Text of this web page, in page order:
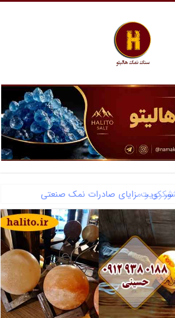
شکری و مزایای صادرات نمک صنعتی